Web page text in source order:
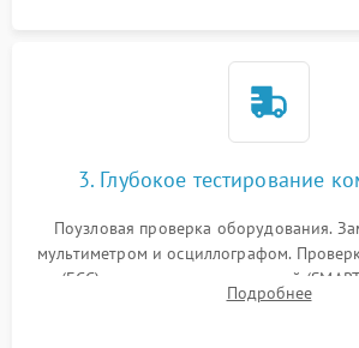
3. Глубокое тестирование
Поузловая проверка оборудования.
мультиметром и осциллографом.
(ECC) и состояния накопителей
специализированнымиПодробнее